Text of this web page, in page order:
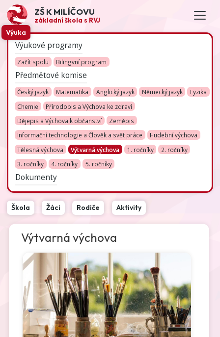
ZŠ K MILÍČOVU
základní škola s RVJ
Výuka
Výukové programy
Začít spolu Bilingvní program
Předmětové komise
Český jazyk Matematika Anglický jazyk Německý jazyk
Fyzika
Chemie
Přírodopis a Výchova ke zdraví
Dějepis a Výchova k občanství
Zeměpis
Informační technologie a Člověk a svět práce
Hudební výchova
Tělesná výchova
Výtvarná výchova 1. ročníky
2. ročníky
3. ročníky
4. ročníky 5. ročníky
Dokumenty
Škola Žáci Rodiče Aktivity
Výtvarná výchova